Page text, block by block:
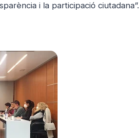
i la participació ciutadana”.